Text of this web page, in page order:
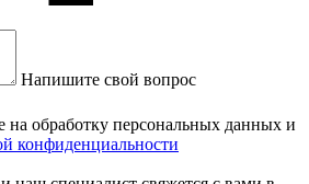
Напишите свой вопрос
на обработку персональных данных и
конфиденциальности